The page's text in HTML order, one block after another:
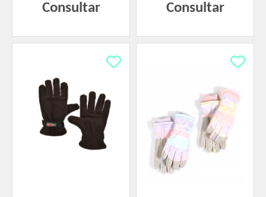
Consultar Consultar